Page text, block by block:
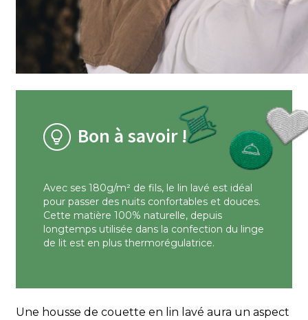
Bon à savoir !
Avec ses 180g/m² de fils, le lin lavé est idéal
pour passer des nuits confortables et douces.
Cette matière 100% naturelle, depuis
longtemps utilisée dans la confection du linge
de lit est en plus thermorégulatrice.
Une housse de couette en lin lavé aura un aspect